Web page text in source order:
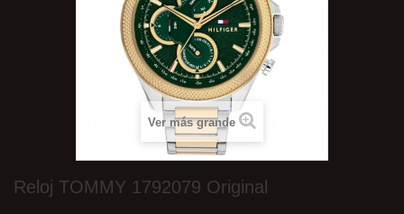
Ver más grande
Reloj TOMMY 1792079 Original